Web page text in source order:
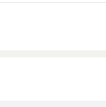
画成文字，作为神的
紫姑 扶乩。